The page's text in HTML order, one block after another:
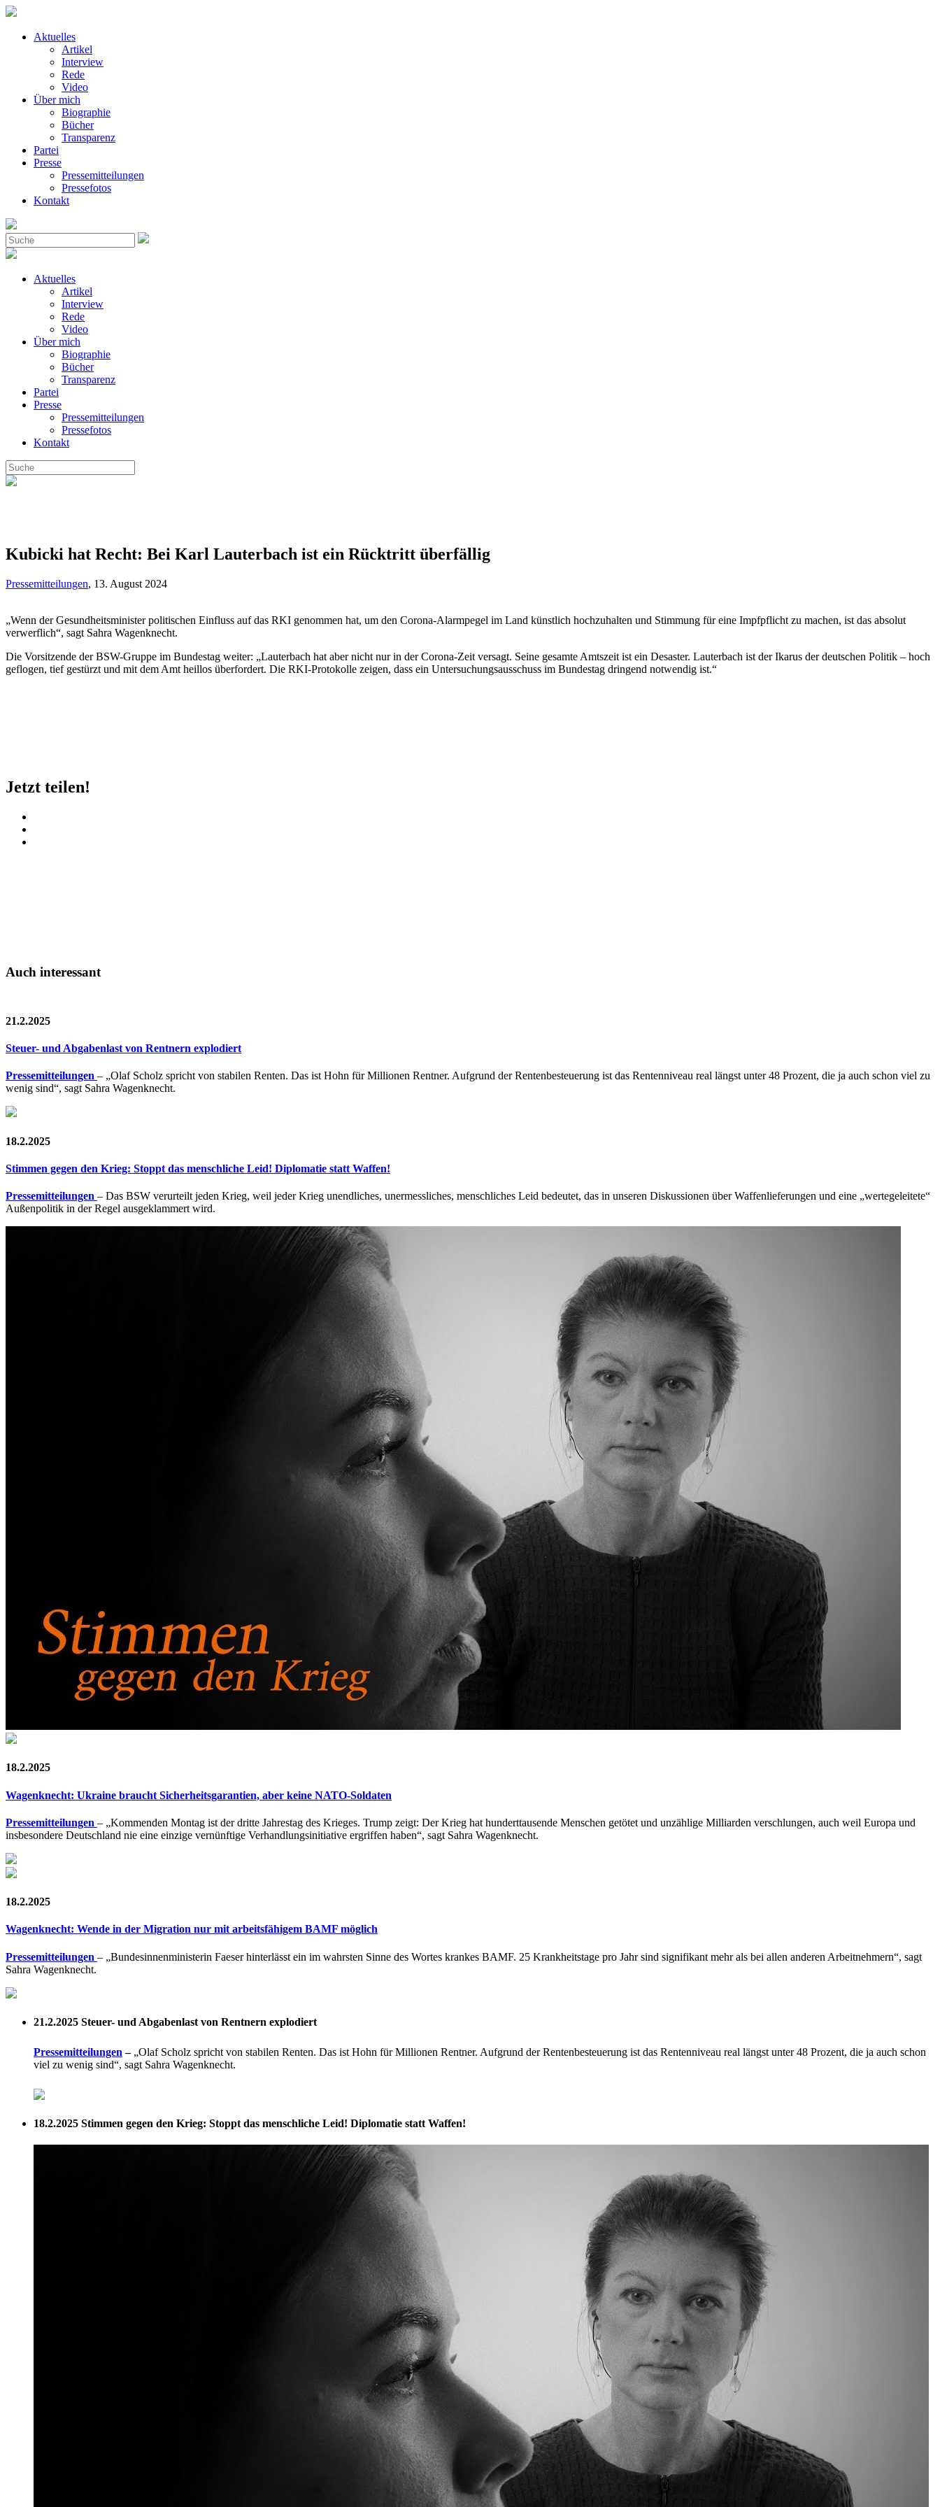
Aktuelles
Artikel
Interview
Rede
Video
Über mich
Biographie
Bücher
Transparenz
Partei
Presse
Pressemitteilungen
Pressefotos
Kontakt
Aktuelles
Artikel
Interview
Rede
Video
Über mich
Biographie
Bücher
Transparenz
Partei
Presse
Pressemitteilungen
Pressefotos
Kontakt
Kubicki hat Recht: Bei Karl Lauterbach ist ein Rücktritt überfällig
Pressemitteilungen, 13. August 2024
„Wenn der Gesundheitsminister politischen Einfluss auf das RKI genommen hat, um den Corona-Alarmpegel im Land künstlich hochzuhalten und Stimmung für eine Impfpflicht zu machen, ist das absolut
verwerflich“, sagt Sahra Wagenknecht.
Die Vorsitzende der BSW-Gruppe im Bundestag weiter: „Lauterbach hat aber nicht nur in der Corona-Zeit versagt. Seine gesamte Amtszeit ist ein Desaster. Lauterbach ist der Ikarus der deutschen Politik – hoch
geflogen, tief gestürzt und mit dem Amt heillos überfordert. Die RKI-Protokolle zeigen, dass ein Untersuchungsausschuss im Bundestag dringend notwendig ist.“
Jetzt teilen!
Auch interessant
21.2.2025
Steuer- und Abgabenlast von Rentnern explodiert
Pressemitteilungen – „Olaf Scholz spricht von stabilen Renten. Das ist Hohn für Millionen Rentner. Aufgrund der Rentenbesteuerung ist das Rentenniveau real längst unter 48 Prozent, die ja auch schon viel zu
wenig sind“, sagt Sahra Wagenknecht.
18.2.2025
Stimmen gegen den Krieg: Stoppt das menschliche Leid! Diplomatie statt Waffen!
Pressemitteilungen – Das BSW verurteilt jeden Krieg, weil jeder Krieg unendliches, unermessliches, menschliches Leid bedeutet, das in unseren Diskussionen über Waffenlieferungen und eine „wertegeleitete“
Außenpolitik in der Regel ausgeklammert wird.
18.2.2025
Wagenknecht: Ukraine braucht Sicherheitsgarantien, aber keine NATO-Soldaten
Pressemitteilungen – „Kommenden Montag ist der dritte Jahrestag des Krieges. Trump zeigt: Der Krieg hat hunderttausende Menschen getötet und unzählige Milliarden verschlungen, auch weil Europa und
insbesondere Deutschland nie eine einzige vernünftige Verhandlungsinitiative ergriffen haben“, sagt Sahra Wagenknecht.
18.2.2025
Wagenknecht: Wende in der Migration nur mit arbeitsfähigem BAMF möglich
Pressemitteilungen – „Bundesinnenministerin Faeser hinterlässt ein im wahrsten Sinne des Wortes krankes BAMF. 25 Krankheitstage pro Jahr sind signifikant mehr als bei allen anderen Arbeitnehmern“, sagt
Sahra Wagenknecht.
21.2.2025 Steuer- und Abgabenlast von Rentnern explodiert
Pressemitteilungen –„Olaf Scholz spricht von stabilen Renten. Das ist Hohn für Millionen Rentner. Aufgrund der Rentenbesteuerung ist das Rentenniveau real längst unter 48 Prozent, die ja auch schon
viel zu wenig sind“, sagt Sahra Wagenknecht.
18.2.2025 Stimmen gegen den Krieg: Stoppt das menschliche Leid! Diplomatie statt Waffen!